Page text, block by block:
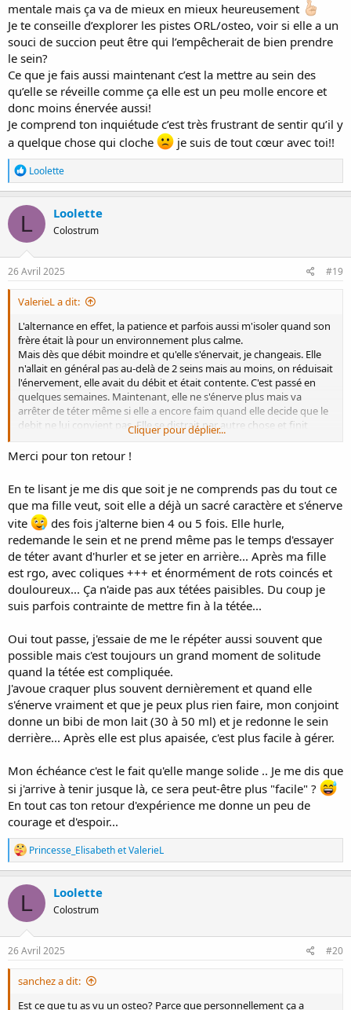
mentale mais ça va de mieux en mieux heureusement
Je te conseille d’explorer les pistes ORL/osteo, voir si elle a un
souci de succion peut être qui l’empêcherait de bien prendre
le sein?
Ce que je fais aussi maintenant c’est la mettre au sein des
qu’elle se réveille comme ça elle est un peu molle encore et
donc moins énervée aussi!
Je comprend ton inquiétude c’est très frustrant de sentir qu’il y
a quelque chose qui cloche
je suis de tout cœur avec toi!!
R
é
a
c
i
o
n
s
Loolette
L Loolette
Colostrum
26 Avril 2025 #19
ValerieL a dit:
L'alternance en effet, la patience et parfois aussi m'isoler quand son
frère était là pour un environnement plus calme.
Mais dès que débit moindre et qu'elle s'énervait, je changeais. Elle
n'allait en général pas au-delà de 2 seins mais au moins, on réduisait
l'énervement, elle avait du débit et était contente. C'est passé en
quelques semaines. Maintenant, elle ne s'énerve plus mais va
arrêter de téter même si elle a encore faim quand elle decide que le
debit ne lui convient pas. Elle se distrait par autre chose et finit
quand même par se rattraper.
A bientôt 9 mois, l'allaitement roule vraiment bien pour nous même
s'il y a de temps en temps quelques accrocs (morsures,
pincement...).
Courage à toi, ça passe
ce n'est pas facile à imaginer quand on
est en plein dedans mais c'est bien le cas, ça passe et après coup, on
se dit que ce n'était qu'une toute petite période.
Je tenais beaucoup.. en me donnant des deadlines. Je me disais
"encore x semaines", jusqu'à tel moment important, "et puis je
déciderai". Je ne fermais pas la porte non plus si vraiment elle devait
préférer le biberon et son débit constant, en me disant qu'après
tout, je voulais qu'elle soit bien (---> elle n'a jamais eu de préférence
elle préférait le sein).
Cliquer pour déplier...
Merci pour ton retour !
En te lisant je me dis que soit je ne comprends pas du tout ce
que ma fille veut, soit elle a déjà un sacré caractère et s'énerve
vite
des fois j'alterne bien 4 ou 5 fois. Elle hurle,
redemande le sein et ne prend même pas le temps d'essayer
de téter avant d'hurler et se jeter en arrière... Après ma fille
est rgo, avec coliques +++ et énormément de rots coincés et
douloureux... Ça n'aide pas aux tétées paisibles. Du coup je
suis parfois contrainte de mettre fin à la tétée...
Oui tout passe, j'essaie de me le répéter aussi souvent que
possible mais c'est toujours un grand moment de solitude
quand la tétée est compliquée.
J'avoue craquer plus souvent dernièrement et quand elle
s'énerve vraiment et que je peux plus rien faire, mon conjoint
donne un bibi de mon lait (30 à 50 ml) et je redonne le sein
derrière... Après elle est plus apaisée, c'est plus facile à gérer.
Mon échéance c'est le fait qu'elle mange solide .. Je me dis que
si j'arrive à tenir jusque là, ce sera peut-être plus "facile" ?
En tout cas ton retour d'expérience me donne un peu de
courage et d'espoir...
R
é
a
c
i
o
n
s
Princesse_ElisabethetValerieL
L Loolette
Colostrum
26 Avril 2025 #20
sanchez a dit:
Est ce que tu as vu un osteo? Parce que personnellement ça a